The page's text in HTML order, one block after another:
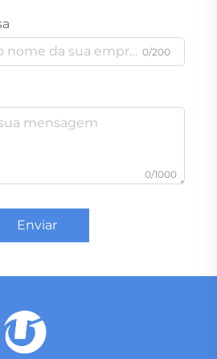
0/200
0/1000
Enviar